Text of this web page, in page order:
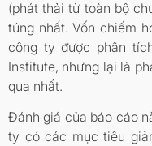
(phát thải từ toàn bộ
túng nhất. Vốn chiếm
công ty được phân
Institute, nhưng lại là
qua nhất.
Đánh giá của báo cáo
ty có các mục tiêu